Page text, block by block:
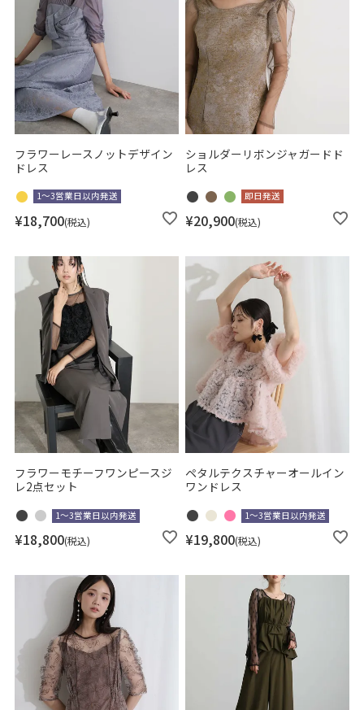
フラワーレースノットデザイン
ドレス
1～3営業日以内発送
¥18,700 税込
ショルダーリボンジャガードド
レス
即日発送
¥20,900 税込
フラワーモチーフワンピースジ
レ2点セット
1～3営業日以内発送
¥18,800 税込
ペタルテクスチャーオールイン
ワンドレス
1～3営業日以内発送
¥19,800 税込